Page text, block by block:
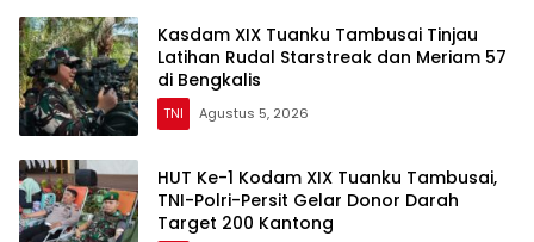
Kasdam XIX Tuanku Tambusai Tinjau
Latihan Rudal Starstreak dan Meriam 57
di Bengkalis
TNI Agustus 5, 2026
HUT Ke-1 Kodam XIX Tuanku Tambusai,
TNI-Polri-Persit Gelar Donor Darah
Target 200 Kantong